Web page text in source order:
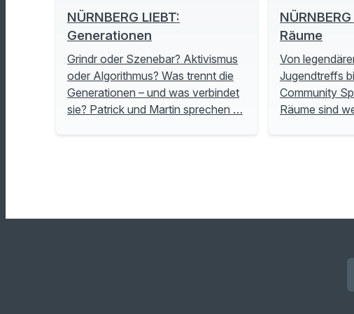
NÜRNBERG LIEBT:
Generationen
Grindr oder Szenebar? Aktivismus
oder Algorithmus? Was trennt die
Generationen – und was verbindet
sie? Patrick und Martin sprechen …
Räume
Von
Jugendtreffs
Community
Räume sind